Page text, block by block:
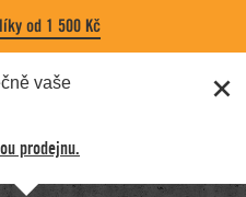
od 1 500 Kč
vaše
prodejnu.